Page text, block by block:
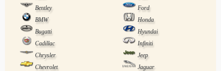
Bentley
Ford
BMW
Honda
Bugatti
Hyundai
Cadillac
Infiniti
Chrysler
Jeep
Chevrolet
Jaguar